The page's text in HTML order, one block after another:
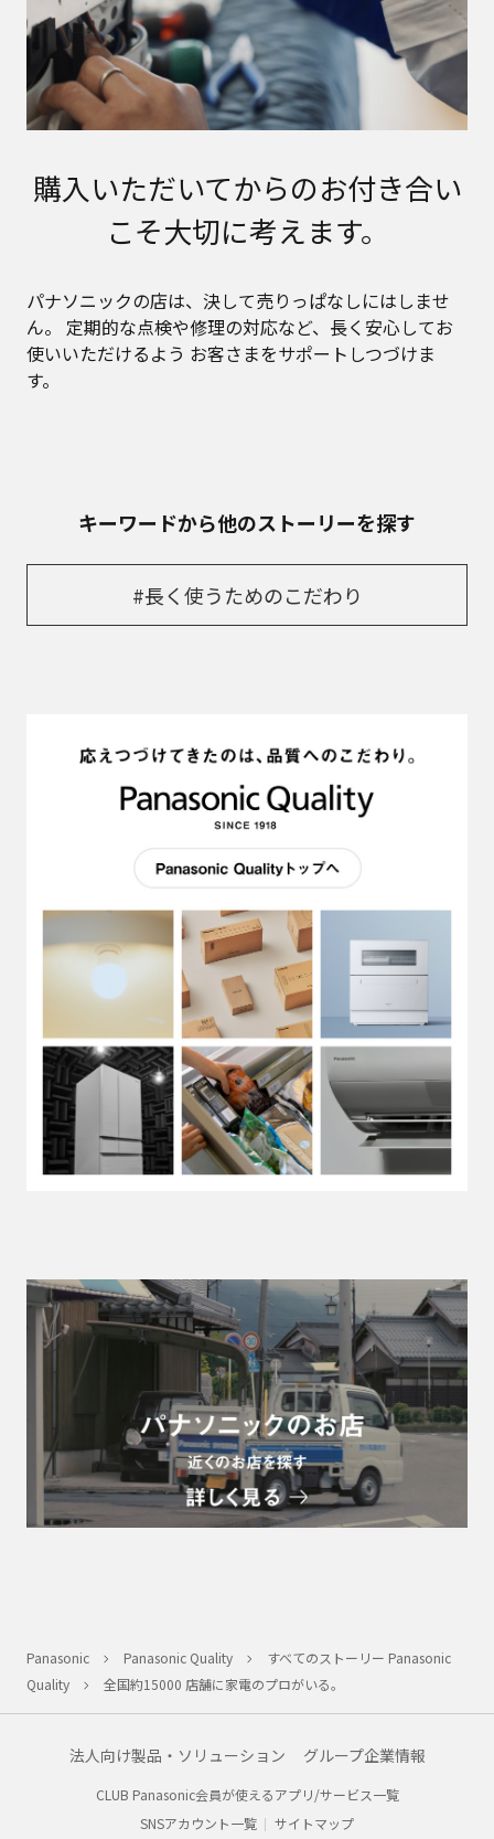
購入いただいてからのお付き合い
こそ大切に考えます。
パナソニックの店は、決して売りっぱなしにはしませ
ん。
定期的な点検や修理の対応など、長く安心してお
使いいただけるよう お客さまをサポートしつづけま
す。
キーワードから他のストーリーを探す
#長く使うためのこだわり
Panasonic Panasonic Quality
すべてのストーリー Panasonic
Quality
全国約15000 店舗に家電のプロがいる。
法人向け製品・ソリューション グループ企業情報
CLUB Panasonic会員が使えるアプリ/サービス一覧
SNSアカウント一覧
サイトマップ